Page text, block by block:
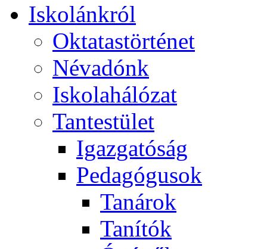
Iskolánkról
Oktatastörténet
Névadónk
Iskolahálózat
Tantestület
Igazgatóság
Pedagógusok
Tanárok
Tanítók